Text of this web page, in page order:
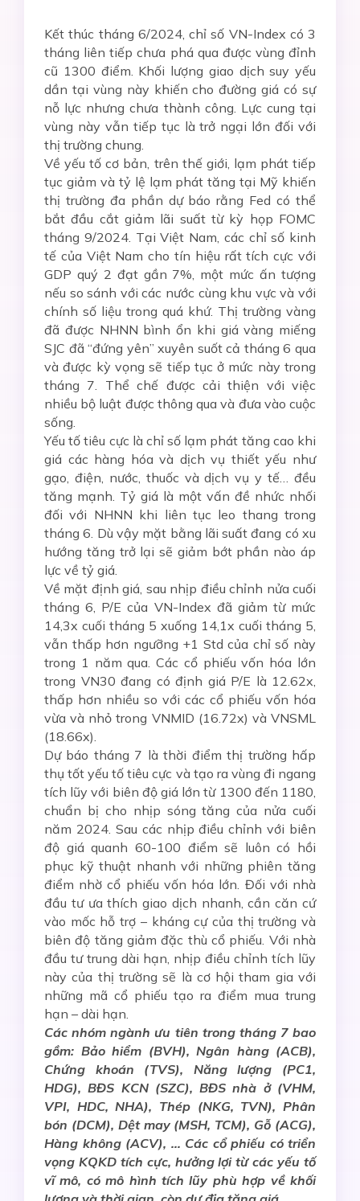
Kết thúc tháng 6/2024, chỉ số VN-Index có 3
tháng liên tiếp chưa phá qua được vùng đỉnh
cũ 1300 điểm. Khối lượng giao dịch suy yếu
dần tại vùng này khiến cho đường giá có sự
nỗ lực nhưng chưa thành công. Lực cung tại
vùng này vẫn tiếp tục là trở ngại lớn đối với
thị trường chung.
Về yếu tố cơ bản, trên thế giới, lạm phát tiếp
tục giảm và tỷ lệ lạm phát tăng tại Mỹ khiến
thị trường đa phần dự báo rằng Fed có thể
bắt đầu cắt giảm lãi suất từ kỳ họp FOMC
tháng 9/2024. Tại Việt Nam, các chỉ số kinh
tế của Việt Nam cho tín hiệu rất tích cực với
GDP quý 2 đạt gần 7%, một mức ấn tượng
nếu so sánh với các nước cùng khu vực và với
chính số liệu trong quá khứ. Thị trường vàng
đã được NHNN bình ổn khi giá vàng miếng
SJC đã “đứng yên” xuyên suốt cả tháng 6 qua
và được kỳ vọng sẽ tiếp tục ở mức này trong
tháng 7. Thể chế được cải thiện với việc
nhiều bộ luật được thông qua và đưa vào cuộc
sống.
Yếu tố tiêu cực là chỉ số lạm phát tăng cao khi
giá các hàng hóa và dịch vụ thiết yếu như
gạo, điện, nước, thuốc và dịch vụ y tế… đều
tăng mạnh. Tỷ giá là một vấn đề nhức nhối
đối với NHNN khi liên tục leo thang trong
tháng 6. Dù vậy mặt bằng lãi suất đang có xu
hướng tăng trở lại sẽ giảm bớt phần nào áp
lực về tỷ giá.
Về mặt định giá, sau nhịp điều chỉnh nửa cuối
tháng 6, P/E của VN-Index đã giảm từ mức
14,3x cuối tháng 5 xuống 14,1x cuối tháng 5,
vẫn thấp hơn ngưỡng +1 Std của chỉ số này
trong 1 năm qua. Các cổ phiếu vốn hóa lớn
trong VN30 đang có định giá P/E là 12.62x,
thấp hơn nhiều so với các cổ phiếu vốn hóa
vừa và nhỏ trong VNMID (16.72x) và VNSML
(18.66x).
Dự báo tháng 7 là thời điểm thị trường hấp
thụ tốt yếu tố tiêu cực và tạo ra vùng đi ngang
tích lũy với biên độ giá lớn từ 1300 đến 1180,
chuẩn bị cho nhịp sóng tăng của nửa cuối
năm 2024. Sau các nhịp điều chỉnh với biên
độ giá quanh 60-100 điểm sẽ luôn có hồi
phục kỹ thuật nhanh với những phiên tăng
điểm nhờ cổ phiếu vốn hóa lớn. Đối với nhà
đầu tư ưa thích giao dịch nhanh, cần căn cứ
vào mốc hỗ trợ – kháng cự của thị trường và
biên độ tăng giảm đặc thù cổ phiếu. Với nhà
đầu tư trung dài hạn, nhịp điều chỉnh tích lũy
này của thị trường sẽ là cơ hội tham gia với
những mã cổ phiếu tạo ra điểm mua trung
hạn – dài hạn.
Các nhóm ngành ưu tiên trong tháng 7 bao
gồm: Bảo hiểm (BVH), Ngân hàng (ACB),
Chứng khoán (TVS), Năng lượng (PC1,
HDG), BĐS KCN (SZC), BĐS nhà ở (VHM,
VPI, HDC, NHA), Thép (NKG, TVN), Phân
bón (DCM), Dệt may (MSH, TCM), Gỗ (ACG),
Hàng không (ACV), … Các cổ phiếu có triển
vọng KQKD tích cực, hưởng lợi từ các yếu tố
vĩ mô, có mô hình tích lũy phù hợp về khối